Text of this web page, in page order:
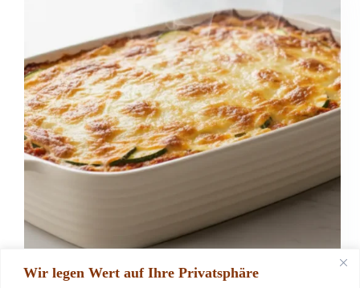
Wir legen Wert auf Ihre Privatsphäre
Gemüse rezepte